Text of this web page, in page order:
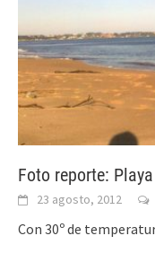
Foto reporte:
23 agosto, 2012
Con 30º de